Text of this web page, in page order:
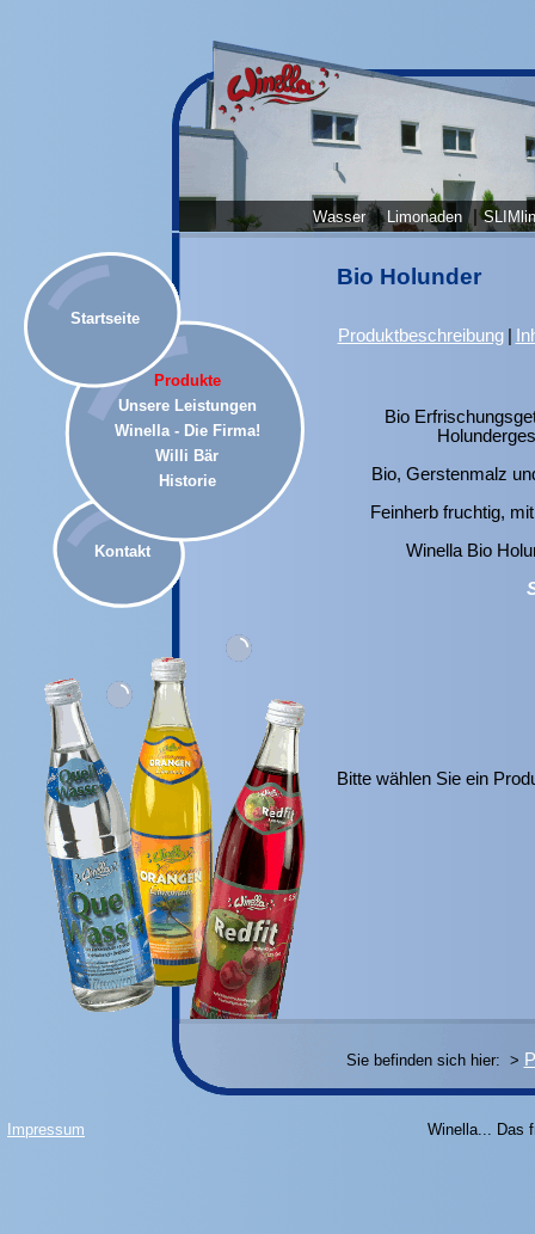
Wasser | Limonaden
Startseite
Produkte
Unsere Leistungen
Winella - Die Firma!
Willi Bär
Historie
Kontakt
Bio Holunder
Produktbeschreibung
Bio
Bio, Gerstenmalz
Feinherb fruchtig,
Winella Bio
Bitte wählen Sie ein
Sie befinden sich hier: >
Impressum Winella... Das